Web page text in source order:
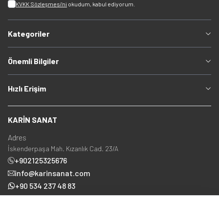
KVKK Sözleşmesi'ni okudum, kabul ediyorum.
Kategoriler
Önemli Bilgiler
Hızlı Erişim
KARİN SANAT
Adres
İskenderpaşa Mah. Kızanlık Cad. 23/A
+902125325676
info@karinsanat.com
+90 534 237 48 83